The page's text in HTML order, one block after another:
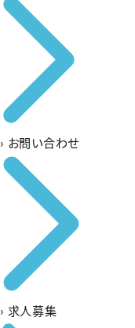
› お問い合わせ
› 求人募集